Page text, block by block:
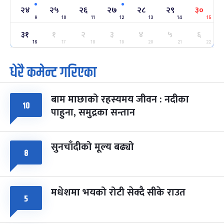
सोम फाल्गुन २४, २०८३- Mar 8, 2027
२५
मंगल
ग्याल्पो ल्होसार
फाल्गुन २५, २०८३ Mar 9, 2027
७ महिना बाँकी
७
आइत
पूर्णिमा व्रत
चैत्र ७, २०८३-Mar 21, 2027
८ फागुपूर्णिमा
चैत्र ८, २०८३-Mar 22, 2027
७ महिना बाँकी
२४
9
२५
10
२६
11
२७
12
२८
13
२९
14
३०
15
३१
16
१
17
२
18
३
19
४
20
५
21
६
22
धेरै कमेन्ट गरिएका
१० बाम माछाको रहस्यमय जीवन : नदीका
पाहुना, समुद्रका सन्तान
८ सुनचाँदीको मूल्य बढ्यो
५ मधेशमा भयको रोटी सेक्दै सीके राउत